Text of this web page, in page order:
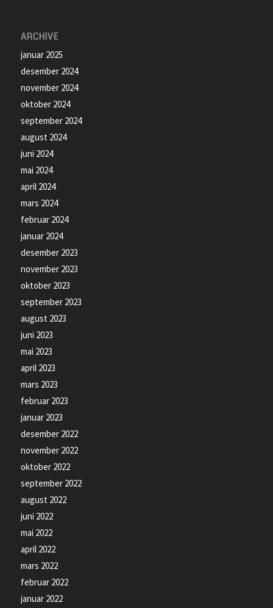
ARCHIVE
januar 2025
desember 2024
november 2024
oktober 2024
september 2024
august 2024
juni 2024
mai 2024
april 2024
mars 2024
februar 2024
januar 2024
desember 2023
november 2023
oktober 2023
september 2023
august 2023
juni 2023
mai 2023
april 2023
mars 2023
februar 2023
januar 2023
desember 2022
november 2022
oktober 2022
september 2022
august 2022
juni 2022
mai 2022
april 2022
mars 2022
februar 2022
januar 2022